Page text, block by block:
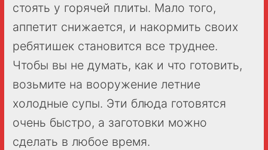
стоять у горячей плиты. Мало того,
аппетит снижается, и накормить своих
ребятишек становится все труднее.
Чтобы вы не думать, как и что готовить,
возьмите на вооружение летние
холодные супы. Эти блюда готовятся
очень быстро, а заготовки можно
сделать в любое время.